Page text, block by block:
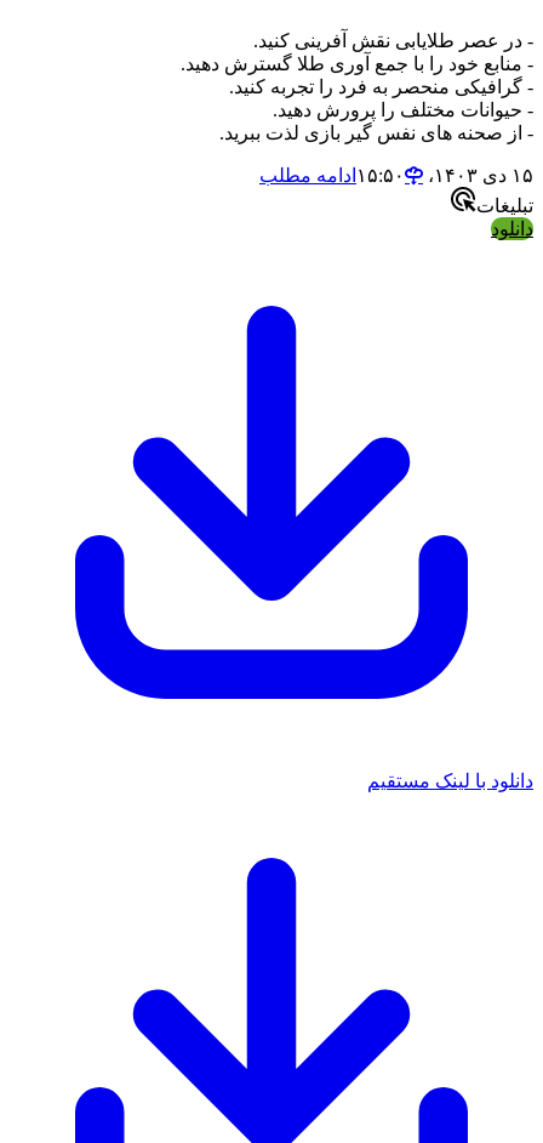
- در عصر طلایابی نقش آفرینی کنید.
- منابع خود را با جمع آوری طلا گسترش دهید.
- گرافیکی منحصر به فرد را تجربه کنید.
- حیوانات مختلف را پرورش دهید.
- از صحنه های نفس گیر بازی لذت ببرید.
۱۵ دی ۱۴۰۳،‏ ۱۵:۵۰
ادامه مطلب
تبلیغات
دانلود
دانلود با لینک مستقیم